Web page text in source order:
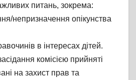
питань, зокрема:
непризначення опікунства
в інтересах дітей.
комісією прийняті
на захист прав та